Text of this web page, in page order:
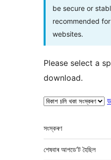
be secure or
recommended
websites.
Please select a
download.
মেটা
সংস্কৰণ
শেষবাৰ আপডে’ট হৈছিল